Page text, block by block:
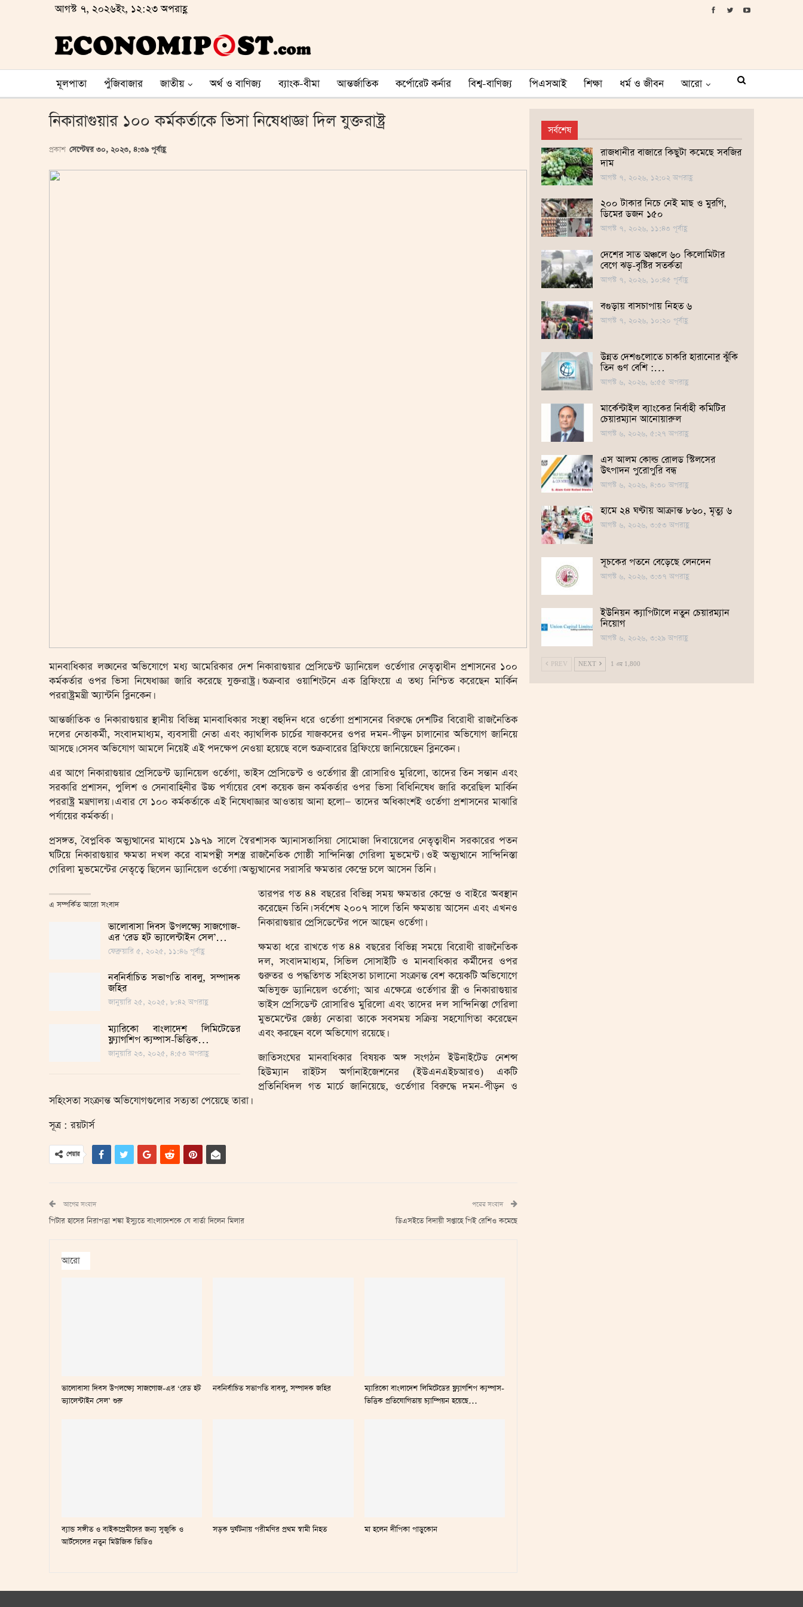
আগস্ট ৭, ২০২৬ইং, ১২:২৩ অপরাহ্ণ
মূলপাতা পুঁজিবাজার জাতীয় অর্থ ও বাণিজ্য ব্যাংক-বীমা আন্তর্জাতিক কর্পোরেট কর্নার বিশ্ব-বাণিজ্য পিএসআই শিক্ষা ধর্ম ও জীবন আরো
নিকারাগুয়ার ১০০ কর্মকর্তাকে ভিসা নিষেধাজ্ঞা দিল যুক্তরাষ্ট্র
প্রকাশ সেপ্টেম্বর ৩০, ২০২৩, ৪:৩৯ পূর্বাহ্ণ
মানবাধিকার লঙ্ঘনের অভিযোগে মধ্য আমেরিকার দেশ নিকারাগুয়ার প্রেসিডেন্ট ড্যানিয়েল ওর্তেগার নেতৃত্বাধীন প্রশাসনের ১০০
কর্মকর্তার ওপর ভিসা নিষেধাজ্ঞা জারি করেছে যুক্তরাষ্ট্র। শুক্রবার ওয়াশিংটনে এক ব্রিফিংয়ে এ তথ্য নিশ্চিত করেছেন মার্কিন
পররাষ্ট্রমন্ত্রী অ্যান্টনি ব্লিনকেন।
আন্তর্জাতিক ও নিকারাগুয়ার স্থানীয় বিভিন্ন মানবাধিকার সংস্থা বহুদিন ধরে ওর্তেগা প্রশাসনের বিরুদ্ধে দেশটির বিরোধী রাজনৈতিক
দলের নেতাকর্মী, সংবাদমাধ্যম, ব্যবসায়ী নেতা এবং ক্যাথলিক চার্চের যাজকদের ওপর দমন-পীড়ন চালানোর অভিযোগ জানিয়ে
আসছে। সেসব অভিযোগ আমলে নিয়েই এই পদক্ষেপ নেওয়া হয়েছে বলে শুক্রবারের ব্রিফিংয়ে জানিয়েছেন ব্লিনকেন।
এর আগে নিকারাগুয়ার প্রেসিডেন্ট ড্যানিয়েল ওর্তেগা, ভাইস প্রেসিডেন্ট ও ওর্তেগার স্ত্রী রোসারিও মুরিলো, তাদের তিন সন্তান এবং
সরকারি প্রশাসন, পুলিশ ও সেনাবাহিনীর উচ্চ পর্যায়ের বেশ কয়েক জন কর্মকর্তার ওপর ভিসা বিধিনিষেধ জারি করেছিল মার্কিন
পররাষ্ট্র মন্ত্রণালয়। এবার যে ১০০ কর্মকর্তাকে এই নিষেধাজ্ঞার আওতায় আনা হলো— তাদের অধিকাংশই ওর্তেগা প্রশাসনের মাঝারি
পর্যায়ের কর্মকর্তা।
প্রসঙ্গত, বৈপ্লবিক অভ্যুত্থানের মাধ্যমে ১৯৭৯ সালে স্বৈরশাসক অ্যানাসতাসিয়া সোমোজা দিবায়েলের নেতৃত্বাধীন সরকারের পতন
ঘটিয়ে নিকারাগুয়ার ক্ষমতা দখল করে বামপন্থী সশস্ত্র রাজনৈতিক গোষ্ঠী সান্দিনিস্তা গেরিলা মুভমেন্ট। ওই অভ্যুত্থানে সান্দিনিস্তা
গেরিলা মুভমেন্টের নেতৃত্বে ছিলেন ড্যানিয়েল ওর্তেগা। অভ্যুত্থানের সরাসরি ক্ষমতার কেন্দ্রে চলে আসেন তিনি।
এ সম্পর্কিত আরো সংবাদ
ভালোবাসা দিবস উপলক্ষ্যে সাজগোজ-
এর ‘রেড হট ভ্যালেন্টাইন সেল’…
ফেব্রুয়ারি ৫, ২০২৫, ১১:৪৬ পূর্বাহ্ণ
নবনির্বাচিত সভাপতি বাবলু, সম্পাদক
জহির
জানুয়ারি ২৫, ২০২৫, ৮:৪২ অপরাহ্ণ
ম্যারিকো বাংলাদেশ লিমিটেডের
ফ্ল্যাগশিপ ক্যম্পাস-ভিত্তিক…
জানুয়ারি ২৩, ২০২৫, ৪:৫৩ অপরাহ্ণ
তারপর গত ৪৪ বছরের বিভিন্ন সময় ক্ষমতার কেন্দ্রে ও বাইরে অবস্থান
করেছেন তিনি। সর্বশেষ ২০০৭ সালে তিনি ক্ষমতায় আসেন এবং এখনও
নিকারাগুয়ার প্রেসিডেন্টের পদে আছেন ওর্তেগা।
ক্ষমতা ধরে রাখতে গত ৪৪ বছরের বিভিন্ন সময়ে বিরোধী রাজনৈতিক
দল, সংবাদমাধ্যম, সিভিল সোসাইটি ও মানবাধিকার কর্মীদের ওপর
গুরুতর ও পদ্ধতিগত সহিংসতা চালানো সংক্রান্ত বেশ কয়েকটি অভিযোগে
অভিযুক্ত ড্যানিয়েল ওর্তেগা; আর এক্ষেত্রে ওর্তেগার স্ত্রী ও নিকারাগুয়ার
ভাইস প্রেসিডেন্ট রোসারিও মুরিলো এবং তাদের দল সান্দিনিস্তা গেরিলা
মুভমেন্টের জেষ্ঠ্য নেতারা তাকে সবসময় সক্রিয় সহযোগিতা করেছেন
এবং করছেন বলে অভিযোগ রয়েছে।
জাতিসংঘের মানবাধিকার বিষয়ক অঙ্গ সংগঠন ইউনাইটেড নেশন্স
হিউম্যান রাইটস অর্গানাইজেশনের (ইউএনএইচআরও) একটি
প্রতিনিধিদল গত মার্চে জানিয়েছে, ওর্তেগার বিরুদ্ধে দমন-পীড়ন ও
সহিংসতা সংক্রান্ত অভিযোগগুলোর সত্যতা পেয়েছে তারা।
সূত্র : রয়টার্স
শেয়ার
আগের সংবাদ
পিটার হাসের নিরাপত্তা শঙ্কা ইস্যুতে বাংলাদেশকে যে বার্তা দিলেন মিলার
পরের সংবাদ
ডিএসইতে বিদায়ী সপ্তাহে পিই রেশিও কমেছে
আরো
ভালোবাসা দিবস উপলক্ষ্যে সাজগোজ-এর ‘রেড হট
ভ্যালেন্টাইন সেল’ শুরু
নবনির্বাচিত সভাপতি বাবলু, সম্পাদক জহির
ম্যারিকো বাংলাদেশ লিমিটেডের ফ্ল্যাগশিপ ক্যম্পাস-
ভিত্তিক প্রতিযোগিতায় চ্যাম্পিয়ন হয়েছে…
ব্যান্ড সঙ্গীত ও বাইকপ্রেমীদের জন্য সুজুকি ও
আর্টসেলের নতুন মিউজিক ভিডিও
সড়ক দুর্ঘটনায় পরীমণির প্রথম স্বামী নিহত মা হলেন দীপিকা পাড়ুকোন
সর্বশেষ
রাজধানীর বাজারে কিছুটা কমেছে সবজির
দাম
আগস্ট ৭, ২০২৬, ১২:০২ অপরাহ্ণ
২০০ টাকার নিচে নেই মাছ ও মুরগি,
ডিমের ডজন ১৫০
আগস্ট ৭, ২০২৬, ১১:৪৩ পূর্বাহ্ণ
দেশের সাত অঞ্চলে ৬০ কিলোমিটার
বেগে ঝড়-বৃষ্টির সতর্কতা
আগস্ট ৭, ২০২৬, ১০:৪৫ পূর্বাহ্ণ
বগুড়ায় বাসচাপায় নিহত ৬
আগস্ট ৭, ২০২৬, ১০:২০ পূর্বাহ্ণ
উন্নত দেশগুলোতে চাকরি হারানোর ঝুঁকি
তিন গুণ বেশি :…
আগস্ট ৬, ২০২৬, ৬:৫৫ অপরাহ্ণ
মার্কেন্টাইল ব্যাংকের নির্বাহী কমিটির
চেয়ারম্যান আনোয়ারুল
আগস্ট ৬, ২০২৬, ৫:২৭ অপরাহ্ণ
এস আলম কোল্ড রোলড স্টিলসের
উৎপাদন পুরোপুরি বন্ধ
আগস্ট ৬, ২০২৬, ৪:৩০ অপরাহ্ণ
হামে ২৪ ঘণ্টায় আক্রান্ত ৮৬০, মৃত্যু ৬
আগস্ট ৬, ২০২৬, ৩:৫৩ অপরাহ্ণ
সূচকের পতনে বেড়েছে লেনদেন
আগস্ট ৬, ২০২৬, ৩:৩৭ অপরাহ্ণ
ইউনিয়ন ক্যাপিটালে নতুন চেয়ারম্যান
নিয়োগ
আগস্ট ৬, ২০২৬, ৩:২৯ অপরাহ্ণ
PREV NEXT 1 এর 1,800